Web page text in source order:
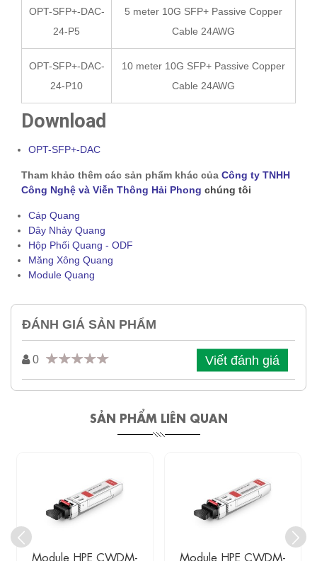
OPT-SFP+-DAC-
24-P5
5 meter 10G SFP+ Passive Copper
Cable 24AWG
OPT-SFP+-DAC-
24-P10
10 meter 10G SFP+ Passive Copper
Cable 24AWG
Download
OPT-SFP+-DAC
Tham khảo thêm các sản phẩm khác của Công ty TNHH
Công Nghệ và Viễn Thông Hải Phong chúng tôi
Cáp Quang
Dây Nhảy Quang
Hộp Phối Quang - ODF
Măng Xông Quang
Module Quang
ĐÁNH GIÁ SẢN PHẨM
0 Viết đánh giá
SẢN PHẨM LIÊN QUAN
Module HPE CWDM- Module HPE CWDM-